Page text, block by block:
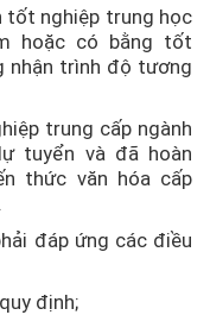
nghiệp trung học
hoặc có bằng tốt
nhận trình độ tương
trung cấp ngành
tuyển và đã hoàn
thức văn hóa cấp
đáp ứng các điều
định;